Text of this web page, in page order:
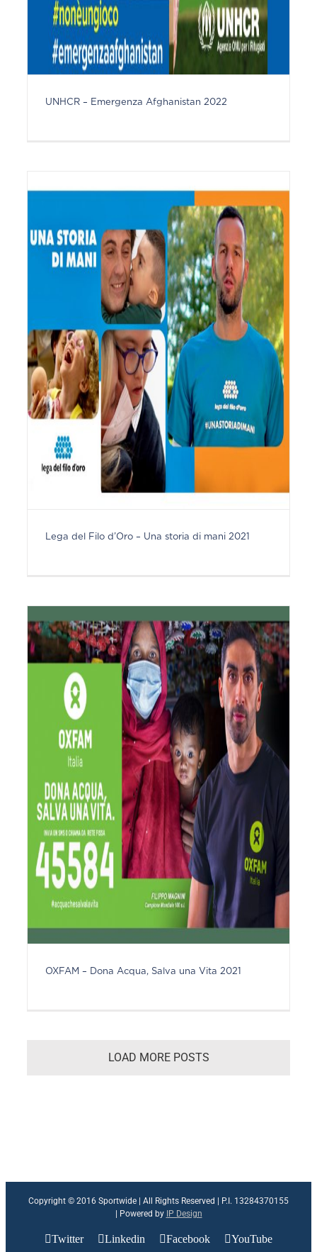
UNHCR – Emergenza Afghanistan 2022
Lega del Filo d’Oro – Una storia di mani 2021
OXFAM – Dona Acqua, Salva una Vita 2021
LOAD MORE POSTS
Copyright © 2016 Sportwide | All Rights Reserved | P.I. 13284370155
| Powered by IP Design
Twitter Linkedin Facebook YouTube